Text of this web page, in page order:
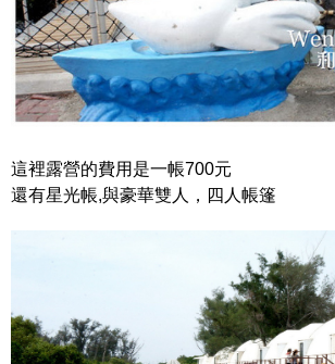
這裡露營的費用是一帳700元
還有星光帳,與豪華雙人，四人帳篷